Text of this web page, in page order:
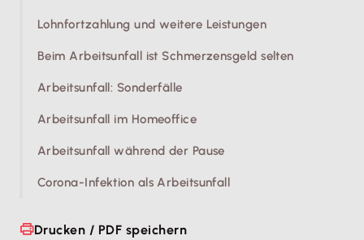
Lohnfortzahlung und weitere Leistungen
Beim Arbeitsunfall ist Schmerzensgeld selten
Arbeitsunfall: Sonderfälle
Arbeitsunfall im Homeoffice
Arbeitsunfall während der Pause
Corona-Infektion als Arbeitsunfall
Drucken / PDF speichern